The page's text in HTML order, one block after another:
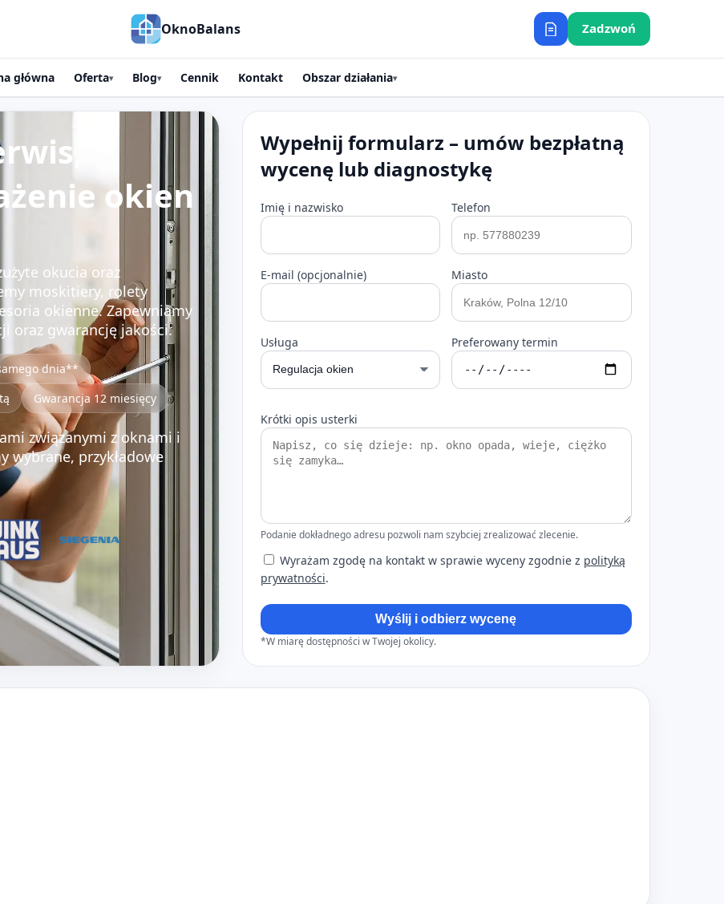
OknoBalans Zadzwoń
główna Oferta▾ Blog▾ Cennik Kontakt Obszar działania▾
okien
okucia oraz
moskitiery, rolety
okienne. Zapewniamy
oraz gwarancję jakości.
dnia**
Gwarancja 12 miesięcy
związanymi z oknami i
wybrane, przykładowe
Wypełnij formularz – umów bezpłatną
wycenę lub diagnostykę
Imię i nazwisko Telefon
E-mail (opcjonalnie) Miasto
Usługa Preferowany termin
Krótki opis usterki
Podanie dokładnego adresu pozwoli nam szybciej zrealizować zlecenie.
Wyrażam zgodę na kontakt w sprawie wyceny zgodnie z polityką
prywatności.
Wyślij i odbierz wycenę
*W miarę dostępności w Twojej okolicy.